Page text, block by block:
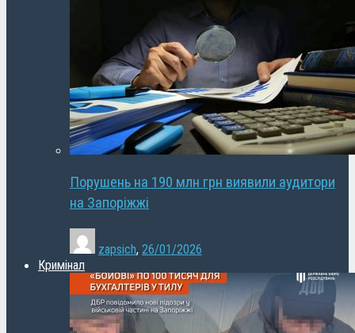
Порушень на 190 млн грн виявили аудитори
на Запоріжжі
zapsich, 26/01/2026
Кримінал